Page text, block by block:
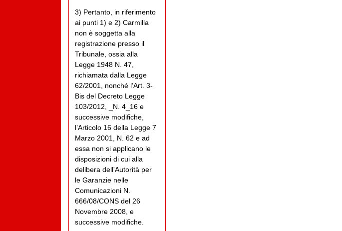
3) Pertanto, in riferimento
ai punti 1) e 2) Carmilla
non è soggetta alla
registrazione presso il
Tribunale, ossia alla
Legge 1948 N. 47,
richiamata dalla Legge
62/2001, nonché l’Art. 3-
Bis del Decreto Legge
103/2012, _N. 4_16 e
successive modifiche,
l’Articolo 16 della Legge 7
Marzo 2001, N. 62 e ad
essa non si applicano le
disposizioni di cui alla
delibera dell'Autorità per
le Garanzie nelle
Comunicazioni N.
666/08/CONS del 26
Novembre 2008, e
successive modifiche.